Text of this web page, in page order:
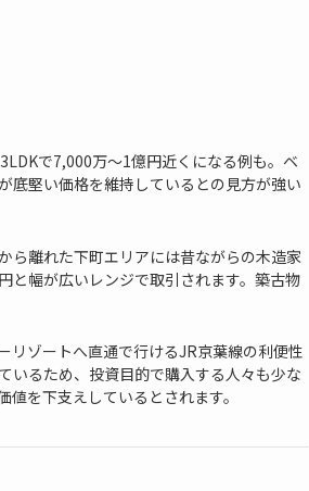
で7,000万～1億円近くになる例も。ベ
底堅い価格を維持しているとの見方が強い
ら離れた下町エリアには昔ながらの木造家
と幅が広いレンジで取引されます。築古物
リゾートへ直通で行けるJR京葉線の利便性
いるため、投資目的で購入する人々も少な
を下支えしているとされます。